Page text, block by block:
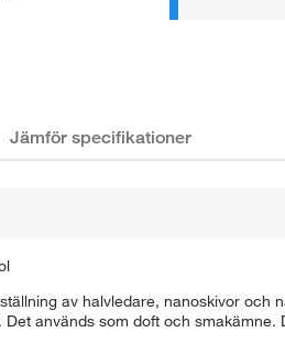
Jämför specifikationer
av halvledare, nanoskivor
används som doft och